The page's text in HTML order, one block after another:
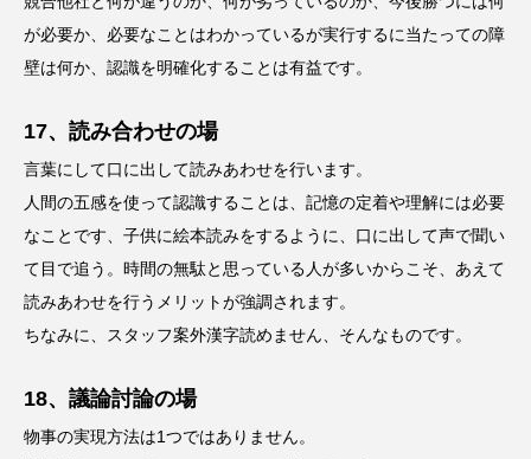
が必要か、必要なことはわかっているが実行するに当たっての障
壁は何か、認識を明確化することは有益です。
17、読み合わせの場
言葉にして口に出して読みあわせを行います。
人間の五感を使って認識することは、記憶の定着や理解には必要
なことです、子供に絵本読みをするように、口に出して声で聞い
て目で追う。時間の無駄と思っている人が多いからこそ、あえて
読みあわせを行うメリットが強調されます。
ちなみに、スタッフ案外漢字読めません、そんなものです。
18、議論討論の場
物事の実現方法は1つではありません。